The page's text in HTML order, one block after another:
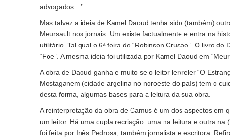
advogados…”
Mas talvez a ideia de Kamel Daoud tenha sido (também)
Meursault nos jornais. Um existe factualmente e entra na
utilitário. Tal qual o 6ª feira de “Robinson Crusoe”. O livro
“Foe”. A mesma ideia foi utilizada por Kamel Daoud em
A obra de Daoud ganha e muito se o leitor ler/reler “O
Mostaganem (cidade argelina no noroeste do país) tem o
desta forma, algumas bases para a leitura da sua obra.
A reinterpretação da obra de Camus é um dos aspectos em
um leitor. Há uma dupla recriação: uma na leitura e outra na
foi feita por Inês Pedrosa, também jornalista e escritora.